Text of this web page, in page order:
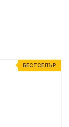
БЕСТСЕЛЪР